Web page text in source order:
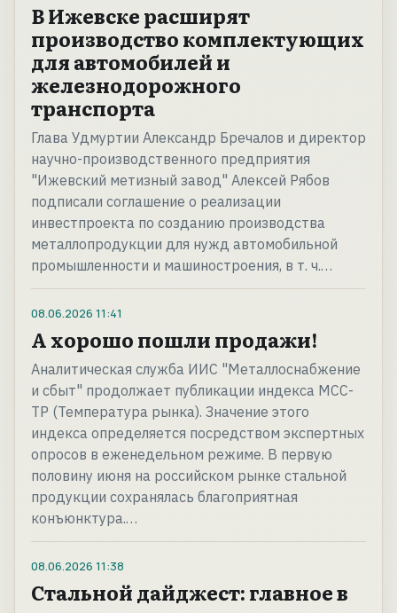
В Ижевске расширят
производство комплектующих
для автомобилей и
железнодорожного
транспорта
Глава Удмуртии Александр Бречалов и директор
научно-производственного предприятия
"Ижевский метизный завод" Алексей Рябов
подписали соглашение о реализации
инвестпроекта по созданию производства
металлопродукции для нужд автомобильной
промышленности и машиностроения, в т. ч.…
08.06.2026 11:41
А хорошо пошли продажи!
Аналитическая служба ИИС "Металлоснабжение
и сбыт" продолжает публикации индекса МСС-
ТР (Температура рынка). Значение этого
индекса определяется посредством экспертных
опросов в еженедельном режиме. В первую
половину июня на российском рынке стальной
продукции сохранялась благоприятная
конъюнктура.…
08.06.2026 11:38
Стальной дайджест: главное в